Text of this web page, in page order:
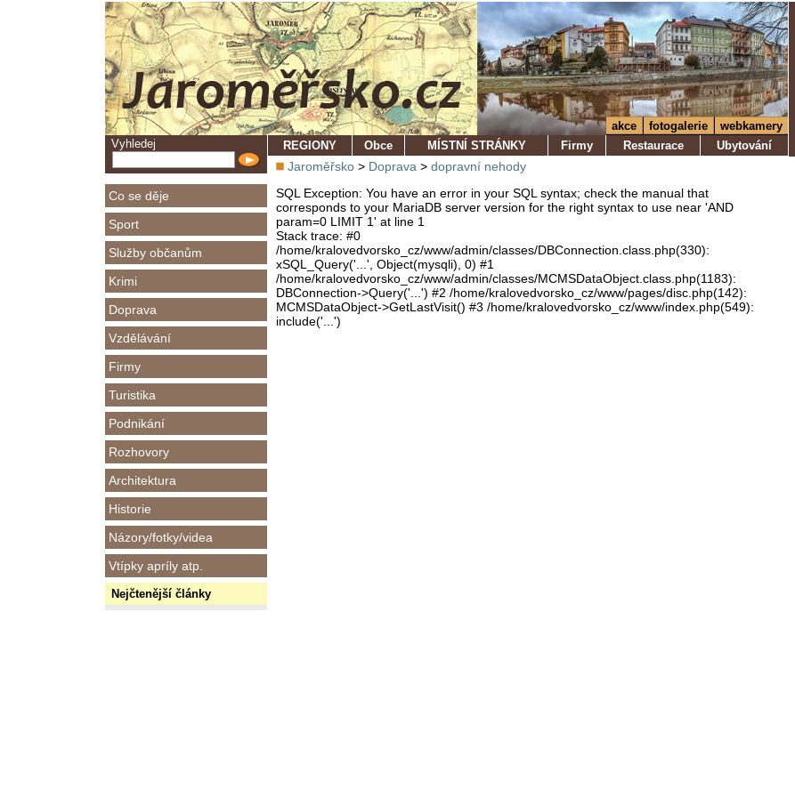
Vyhledej
Co se děje
Sport
Služby občanům
Krimi
Doprava
Vzdělávání
Firmy
Turistika
Podnikání
Rozhovory
Architektura
Historie
Názory/fotky/videa
Vtípky apríly atp.
Nejčtenější články
akce fotogalerie
webkamery
REGIONY
Obce MÍSTNÍ STRÁNKY Firmy Restaurace Ubytování
Jaroměřsko > Doprava > dopravní nehody
SQL Exception: You have an error in your SQL syntax; check the manual that
corresponds to your MariaDB server version for the right syntax to use near 'AND
param=0 LIMIT 1' at line 1
Stack trace: #0
/home/kralovedvorsko_cz/www/admin/classes/DBConnection.class.php(330):
xSQL_Query('...', Object(mysqli), 0) #1
/home/kralovedvorsko_cz/www/admin/classes/MCMSDataObject.class.php(1183):
DBConnection->Query('...') #2 /home/kralovedvorsko_cz/www/pages/disc.php(142):
MCMSDataObject->GetLastVisit() #3 /home/kralovedvorsko_cz/www/index.php(549):
include('...')